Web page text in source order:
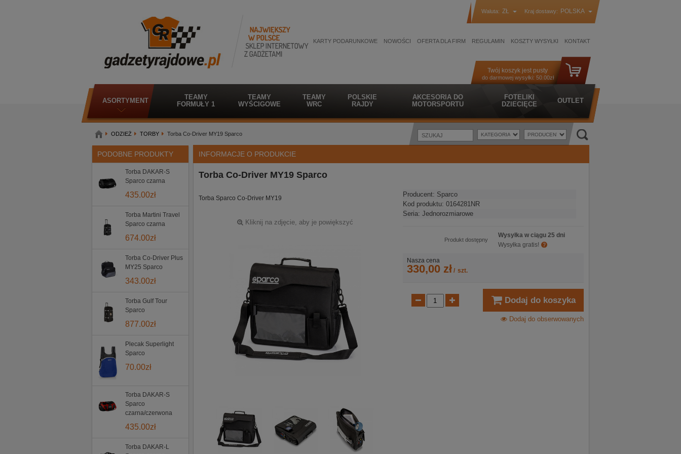
Waluta: ZŁ Kraj dostawy: POLSKA
KARTY PODARUNKOWE NOWOŚCI OFERTA DLA FIRM REGULAMIN KOSZTY WYSYŁKI KONTAKT
Twój koszyk jest pusty
do darmowej wysyłki: 50.00zł
ASORTYMENT
TEAMY
FORMUŁY 1
TEAMY
WYŚCIGOWE
TEAMY
WRC
POLSKIE
RAJDY
AKCESORIA DO
MOTORSPORTU
FOTELIKI
DZIECIĘCE
OUTLET
ODZIEŻ TORBY Torba Co-Driver MY19 Sparco
PODOBNE PRODUKTY
Torba DAKAR-S
Sparco czarna
435.00zł
Torba Martini Travel
Sparco czarna
674.00zł
Torba Co-Driver Plus
MY25 Sparco
343.00zł
Torba Gulf Tour
Sparco
877.00zł
Plecak Superlight
Sparco
70.00zł
Torba DAKAR-S
Sparco
czarna/czerwona
435.00zł
Torba DAKAR-L
INFORMACJE O PRODUKCIE
Torba Co-Driver MY19 Sparco
Torba Sparco Co-Driver MY19
Kliknij na zdjęcie, aby je powiększyć
Producent: Sparco
Kod produktu: 0164281NR
Seria: Jednorozmiarowe
Produkt dostępny
Wysyłka w ciągu 25 dni
Wysyłka gratis!
Nasza cena
330,00 zł/ szt.
Dodaj do koszyka
Dodaj do obserwowanych